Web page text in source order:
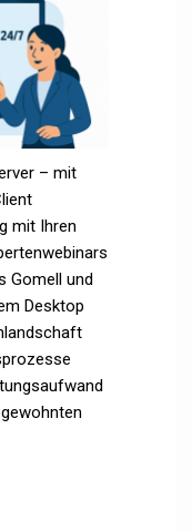
– mit
mit Ihren
Gomell und
Desktop